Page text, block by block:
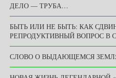
ДЕЛО — ТРУБА…
БЫТЬ ИЛИ НЕ БЫТЬ: КАК
РЕПРОДУКТИВНЫЙ ВОПРОС В
СЛОВО О ВЫДАЮЩЕМСЯ